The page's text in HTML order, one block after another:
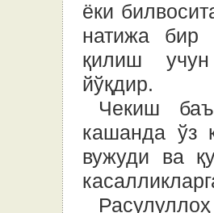
ёки
натижа бир
қилиш учун
йўқдир.
Чекиш
кашанда ўз
вужуди ва